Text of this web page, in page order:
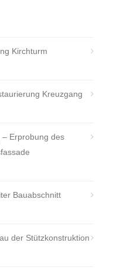
Kirchturm
Kreuzgang
– Erprobung des
Bauabschnitt
der Stützkonstruktion